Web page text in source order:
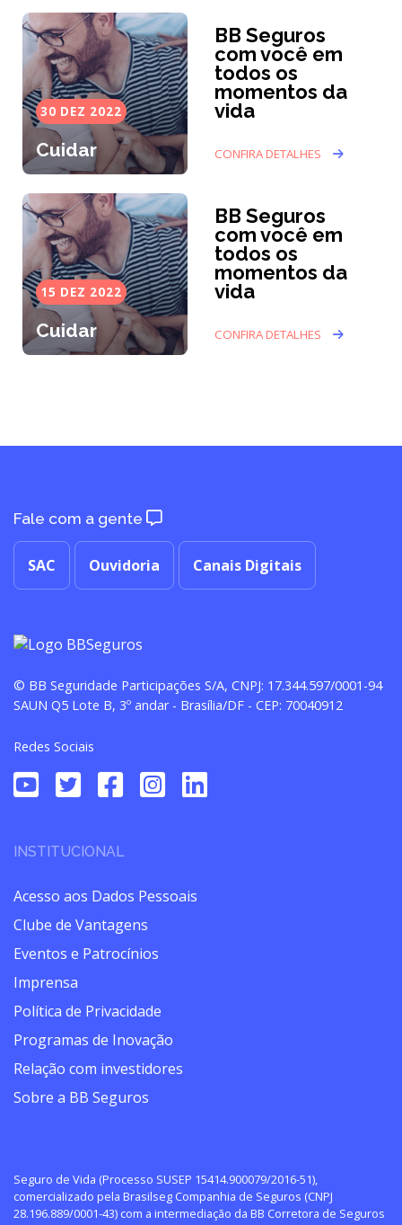
30 DEZ 2022
Cuidar
BB Seguros
com você em
todos os
momentos da
vida
CONFIRA DETALHES
15 DEZ 2022
Cuidar
BB Seguros
com você em
todos os
momentos da
vida
CONFIRA DETALHES
Fale com a gente
SAC Ouvidoria Canais Digitais
© BB Seguridade Participações S/A, CNPJ: 17.344.597/0001-94
SAUN Q5 Lote B, 3º andar - Brasília/DF - CEP: 70040912
Redes Sociais
INSTITUCIONAL
Acesso aos Dados Pessoais
Clube de Vantagens
Eventos e Patrocínios
Imprensa
Política de Privacidade
Programas de Inovação
Relação com investidores
Sobre a BB Seguros
Seguro de Vida (Processo SUSEP 15414.900079/2016-51),
comercializado pela Brasilseg Companhia de Seguros (CNPJ
28.196.889/0001-43) com a intermediação da BB Corretora de Seguros